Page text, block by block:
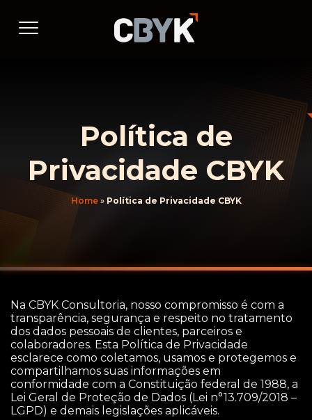
Política de
Privacidade CBYK
Home» Política de Privacidade CBYK
Na CBYK Consultoria, nosso compromisso é com a
transparência, segurança e respeito no tratamento
dos dados pessoais de clientes, parceiros e
colaboradores. Esta Política de Privacidade
esclarece como coletamos, usamos e protegemos e
compartilhamos suas informações em
conformidade com a Constituição federal de 1988, a
Lei Geral de Proteção de Dados (Lei n°13.709/2018 –
LGPD) e demais legislações aplicáveis.